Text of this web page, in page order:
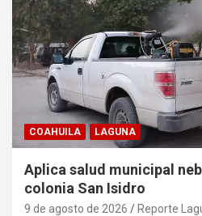
COAHUILA LAGUNA
Aplica salud municipal
colonia San Isidro
9 de agosto de 2026 Reporte